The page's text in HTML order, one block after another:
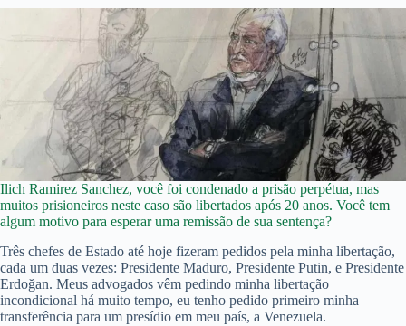
Ilich Ramirez Sanchez, você foi condenado a prisão perpétua, mas
muitos prisioneiros neste caso são libertados após 20 anos. Você tem
algum motivo para esperar uma remissão de sua sentença?
Três chefes de Estado até hoje fizeram pedidos pela minha libertação,
cada um duas vezes: Presidente Maduro, Presidente Putin, e Presidente
Erdoğan. Meus advogados vêm pedindo minha libertação
incondicional há muito tempo, eu tenho pedido primeiro minha
transferência para um presídio em meu país, a Venezuela.